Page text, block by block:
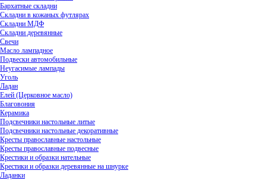
Бархатные складни
Складни в кожаных футлярах
Складни МДФ
Складни деревянные
Свечи
Масло лампадное
Подвески автомобильные
Неугасимые лампады
Уголь
Ладан
Елей (Церковное масло)
Благовония
Керамика
Подсвечники настольные литые
Подсвечники настольные декоративные
Кресты православные настольные
Кресты православные подвесные
Крестики и образки нательные
Крестики и образки деревянные на шнурке
Ладанки